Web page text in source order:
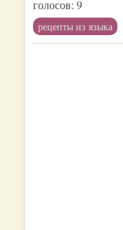
голосов: 9
рецепты из языка